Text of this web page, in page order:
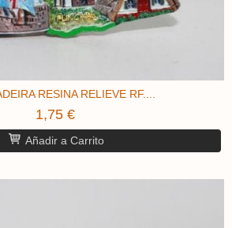
RESINA RELIEVE ​RF....
1,75 €
Añadir a Carrito